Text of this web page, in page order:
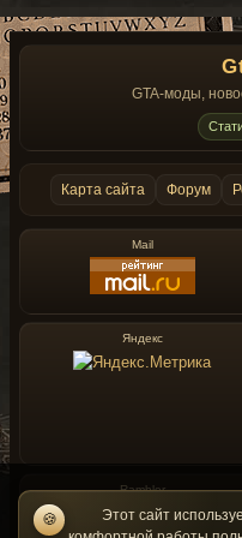
GTA-моды,
Карта сайта Форум
Mail
Яндекс
Rambler
🍪
Этот сайт